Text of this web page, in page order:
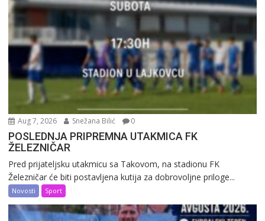
Aug 7, 2026 Snežana Bilić 0
POSLEDNJA PRIPREMNA UTAKMICA FK
ŽELEZNIČAR
Pred prijateljsku utakmicu sa Takovom, na stadionu FK
Železničar će biti postavljena kutija za dobrovoljne priloge...
Novosti Sport